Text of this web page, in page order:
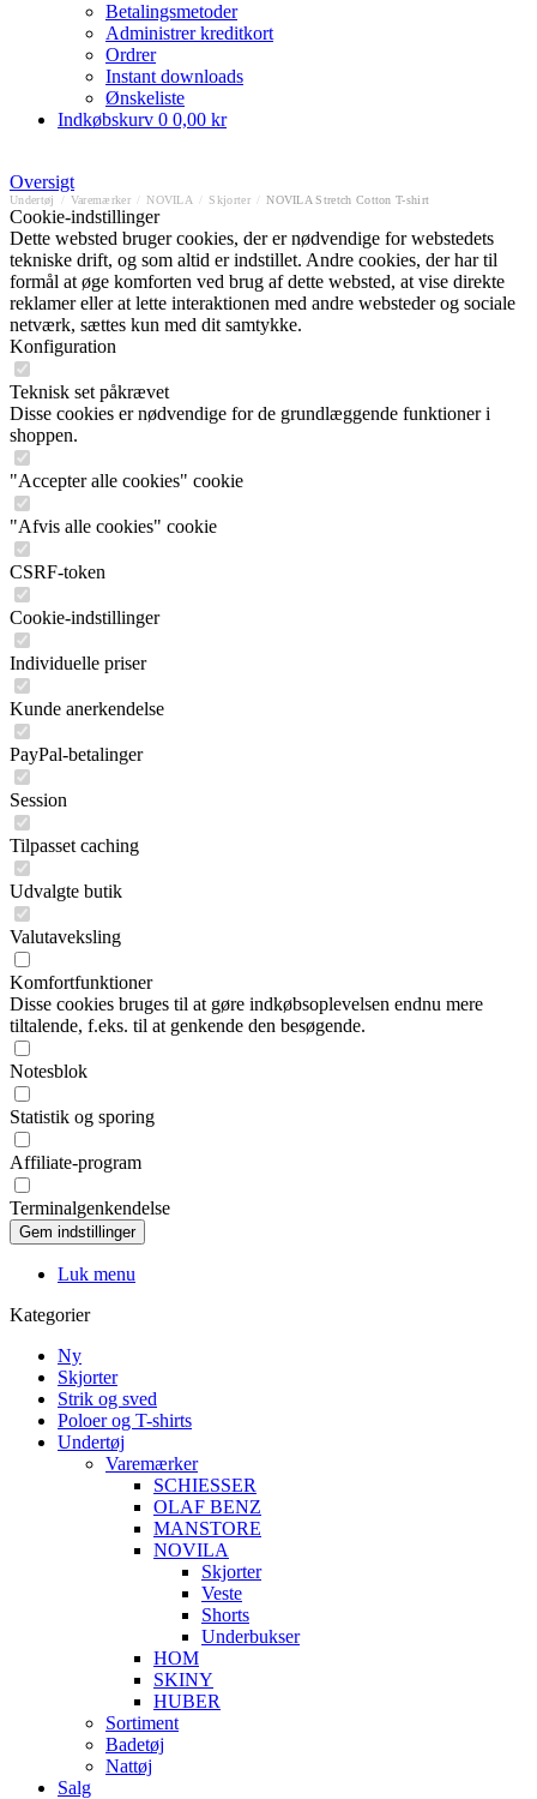
Betalingsmetoder
Administrer kreditkort
Ordrer
Instant downloads
Ønskeliste
Indkøbskurv 0 0,00 kr
Oversigt
Undertøj Varemærker NOVILA Skjorter NOVILA Stretch Cotton T-shirt
Cookie-indstillinger
Dette websted bruger cookies, der er nødvendige for webstedets
tekniske drift, og som altid er indstillet. Andre cookies, der har til
formål at øge komforten ved brug af dette websted, at vise direkte
reklamer eller at lette interaktionen med andre websteder og sociale
netværk, sættes kun med dit samtykke.
Konfiguration
Teknisk set påkrævet
Disse cookies er nødvendige for de grundlæggende funktioner i
shoppen.
"Accepter alle cookies" cookie
"Afvis alle cookies" cookie
CSRF-token
Cookie-indstillinger
Individuelle priser
Kunde anerkendelse
PayPal-betalinger
Session
Tilpasset caching
Udvalgte butik
Valutaveksling
Komfortfunktioner
Disse cookies bruges til at gøre indkøbsoplevelsen endnu mere
tiltalende, f.eks. til at genkende den besøgende.
Notesblok
Statistik og sporing
Affiliate-program
Terminalgenkendelse
Luk menu
Kategorier
Ny
Skjorter
Strik og sved
Poloer og T-shirts
Undertøj
Varemærker
SCHIESSER
OLAF BENZ
MANSTORE
NOVILA
Skjorter
Veste
Shorts
Underbukser
HOM
SKINY
HUBER
Sortiment
Badetøj
Nattøj
Salg